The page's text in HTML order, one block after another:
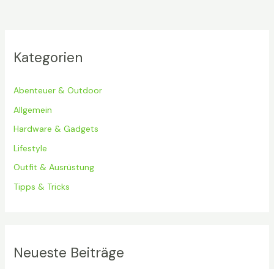
Kategorien
Abenteuer & Outdoor
Allgemein
Hardware & Gadgets
Lifestyle
Outfit & Ausrüstung
Tipps & Tricks
Neueste Beiträge